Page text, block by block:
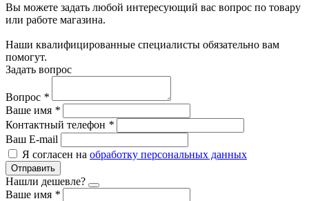
Вы можете задать любой интересующий вас вопрос по товару
или работе магазина.
Наши квалифицированные специалисты обязательно вам
помогут.
Задать вопрос
Вопрос *
Ваше имя *
Контактный телефон *
Ваш E-mail
Я согласен на обработку персональных данных
Отправить
Нашли дешевле?
Ваше имя *